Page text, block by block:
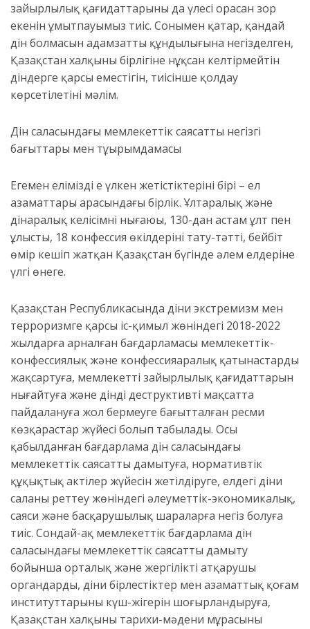
зайырлылық қағидаттарының да үлесі орасан зор
екенін ұмытпауымыз тиіс. Сонымен қатар, қандай
дін болмасын адамзаттың құндылығына негізделген,
Қазақстан халқының бірлігіне нұқсан келтірмейтін
діндерге қарсы еместігін, тиісінше қолдау
көрсетілетіні мәлім.
Дін саласындағы мемлекеттік саясаттың негізгі
бағыттары мен тұырымдамасы
Егемен еліміздің ең үлкен жетістіктерінің бірі – ел
азаматтары арасындағы бірлік. Ұлтаралық және
дінаралық келісімнің нығаюы, 130-дан астам ұлт пен
ұлыстың, 18 конфессия өкілдерінің тату-тәтті, бейбіт
өмір кешіп жатқан Қазақстан бүгінде әлем елдеріне
үлгі өнеге.
Қазақстан Республикасында діни экстремизм мен
терроризмге қарсы іс-қимыл жөніндегі 2018-2022
жылдарға арналған бағдарламасы мемлекеттік-
конфессиялық және конфессияаралық қатынастарды
жақсартуға, мемлекеттің зайырлылық қағидаттарын
нығайтуға және дінді деструктивті мақсатта
пайдалануға жол бермеуге бағытталған ресми
көзқарастар жүйесі болып табылады. Осы
қабылданған бағдарлама дін саласындағы
мемлекеттік саясатты дамытуға, нормативтік
құқықтық актілер жүйесін жетілдіруге, елдегі діни
саланы реттеу жөніндегі әлеуметтік-экономикалық,
саяси және басқарушылық шараларға негіз болуға
тиіс. Сондай-ақ мемлекеттік бағдарлама дін
саласындағы мемлекеттік саясатты дамыту
бойынша орталық және жергілікті атқарушы
органдардың, діни бірлестіктер мен азаматтық қоғам
институттарының күш-жігерін шоғырландыруға,
Қазақстан халқының тарихи-мәдени мұрасының